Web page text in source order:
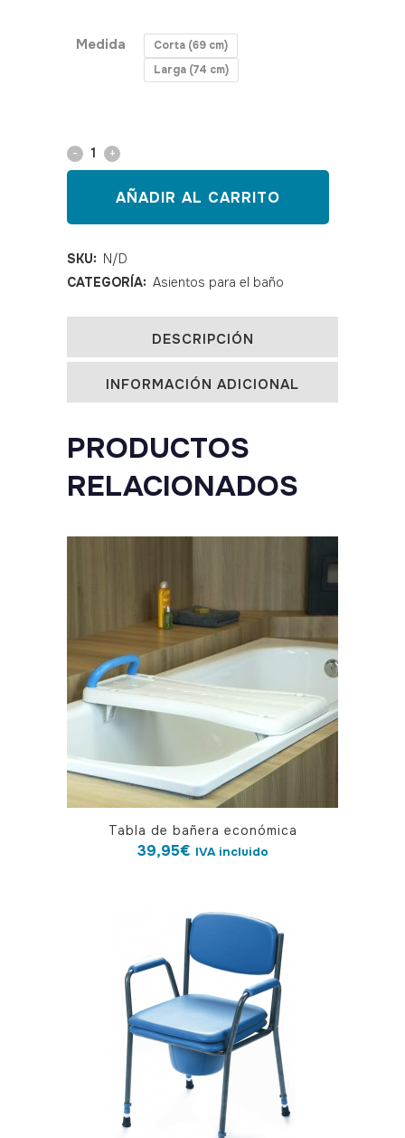
Medida
Corta (69 cm)
Larga (74 cm)
Tabla
bañera
FRESH
quantity
AÑADIR AL CARRITO
SKU: N/D
CATEGORÍA: Asientos para el baño
DESCRIPCIÓN
INFORMACIÓN ADICIONAL
PRODUCTOS
RELACIONADOS
Tabla de bañera económica
39,95€ IVA incluido